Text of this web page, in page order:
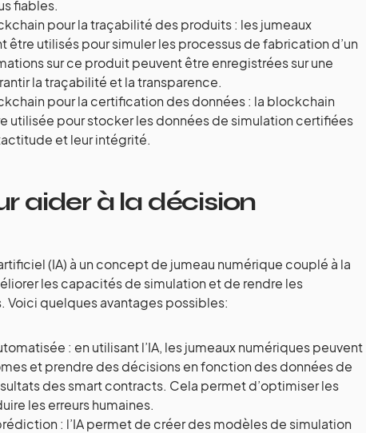
fiables.
pour la traçabilité des produits : les jumeaux
être utilisés pour simuler les processus de fabrication d’un
sur ce produit peuvent être enregistrées sur une
la traçabilité et la transparence.
pour la certification des données : la blockchain
utilisée pour stocker les données de simulation certifiées
et leur intégrité.
aider à la décision
(IA) à un concept de jumeau numérique couplé à la
les capacités de simulation et de rendre les
Voici quelques avantages possibles:
: en utilisant l’IA, les jumeaux numériques peuvent
et prendre des décisions en fonction des données de
des smart contracts. Cela permet d’optimiser les
les erreurs humaines.
: l’IA permet de créer des modèles de simulation